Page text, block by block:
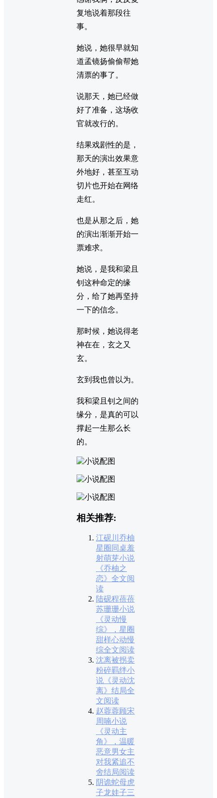
复地说着那段往
事。
她说，她很早就知
道孟镜扬偷偷帮她
清票的事了。
说那天，她已经做
好了准备，这场收
官就改行的。
结果戏剧性的是，
那天的演出效果意
外地好，甚至互动
切片也开始在网络
走红。
也是从那之后，她
的演出渐渐开始一
票难求。
她说，是我和梁且
钊这种命定的缘
分，给了她再坚持
一下的信念。
那时候，她说得老
神在在，玄之又
玄。
玄到我也曾以为。
我和梁且钊之间的
缘分，是真的可以
撑起一生那么长
的。
相关推荐:
江砚川乔柚
星圈同桌羞
射萌芽小说
《乔柚之
恋》全文阅
读
陆砚程蓓蓓
苏珊珊小说
《灵动慢
综》，星圈
甜样心动慢
综全文阅读
沈离被拐卖
粉碎羁绊小
说《灵动沈
离》结局全
文阅读
赵蓉蓉顾宋
周喃小说
《灵动主
角》，温暖
恶意男女主
对我紧追不
舍结局阅读
阴诡蛇母虎
子龙娃子三